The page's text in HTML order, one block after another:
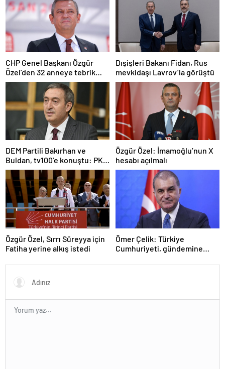
CHP Genel Başkanı Özgür
Özel’den 32 anneye tebrik
telefonu
Dışişleri Bakanı Fidan, Rus
mevkidaşı Lavrov’la görüştü
DEM Partili Bakırhan ve
Buldan, tv100’e konuştu: PKK
ne zaman kendini feshedecek
Özgür Özel: İmamoğlu’nun X
hesabı açılmalı
Özgür Özel, Sırrı Süreyya için
Fatiha yerine alkış istedi
Ömer Çelik: Türkiye
Cumhuriyeti, gündemine